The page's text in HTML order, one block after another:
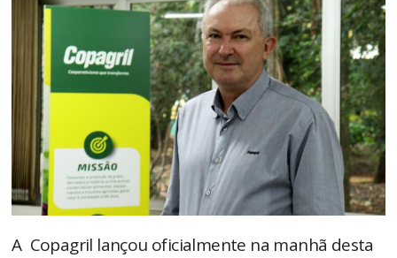
A Copagril lançou oficialmente na manhã desta